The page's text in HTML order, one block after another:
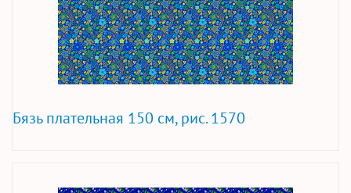
Бязь плательная 150 см, рис. 1570